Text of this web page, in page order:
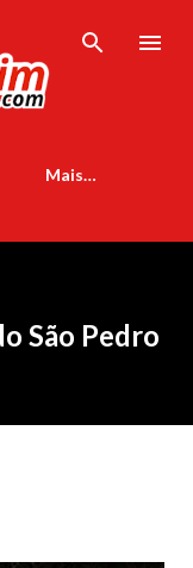
Mais…
São Pedro